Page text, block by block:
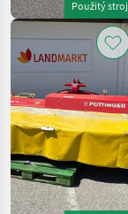
Použitý stroj